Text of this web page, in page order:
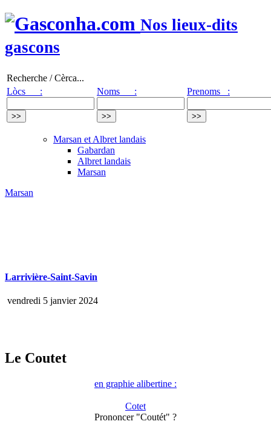
Nos lieux-dits
gascons
Recherche / Cèrca...
Lòcs :
Noms : Prenoms :
Marsan et Albret landais
Gabardan
Albret landais
Marsan
Marsan
Larrivière-Saint-Savin
vendredi 5 janvier 2024
Le Coutet
en graphie alibertine :
Cotet
Prononcer "Coutét" ?